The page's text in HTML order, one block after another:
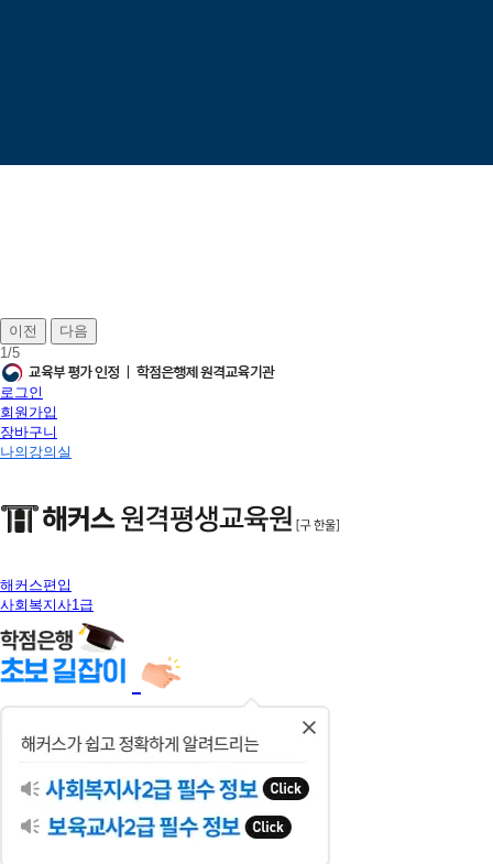
이전
다음
1/5
로그인
회원가입
장바구니
나의강의실
해커스편입
사회복지사1급